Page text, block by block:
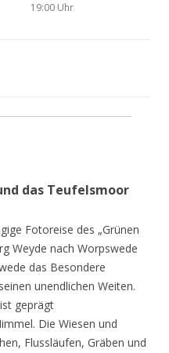
19:00 Uhr
das Teufelsmoor
Fotoreise des „Grünen
Weyde nach Worpswede
das Besondere
unendlichen Weiten.
geprägt
Die Wiesen und
Flussläufen, Gräben und